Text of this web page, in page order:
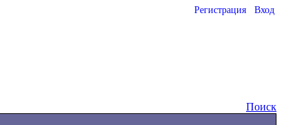
Регистрация Вход
Поиск